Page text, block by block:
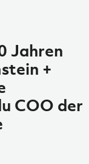
Jahren
+
COO der